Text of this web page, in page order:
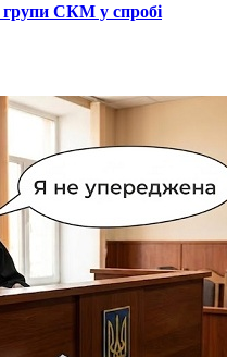
СКМ у спробі